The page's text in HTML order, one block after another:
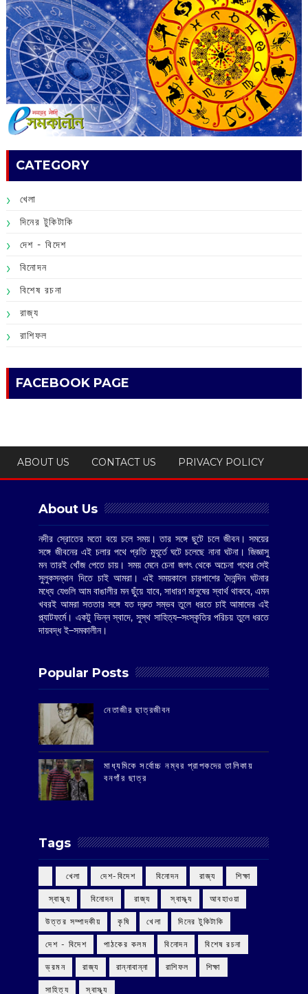
CATEGORY
খেলা
দিনের টুকিটাকি
দেশ - বিদেশ
বিনোদন
বিশেষ রচনা
রাজ্য
রাশিফল
FACEBOOK PAGE
ABOUT US CONTACT US PRIVACY POLICY
About Us
নদীর স্রোতের মতো বয়ে চলে সময়। তার সঙ্গে ছুটে চলে জীবন। সময়ের
সঙ্গে জীবনের এই চলার পথে প্রতি মুহূর্তে ঘটে চলেছে নানা ঘটনা। জিজ্ঞাসু
মন তারই খোঁজ পেতে চায়। সময় মেনে চেনা জগৎ থেকে অচেনা পথের সেই
সুলুকসন্ধান দিতে চাই আমরা। এই সময়কালে চারপাশের দৈনন্দিন ঘটনার
মধ্যে যেগুলি আম বাঙালীর মন ছুঁয়ে যাবে, সাধারণ মানুষের স্বার্থ থাকবে, এমন
খবরই আমরা সততার সঙ্গে যত দ্রুত সম্ভব তুলে ধরতে চাই আমাদের এই
প্ল্যাটফর্মে। একটু ভিন্ন স্বাদে, সুস্থ সাহিত্য–সংস্কৃতির পরিচয় তুলে ধরতে
দায়বদ্ধ ই–সমকালীন।
Popular Posts
‌নেতাজীর ছাত্রজীবন
মাধ্যমিকে সর্বোচ্চ নম্বর প্রাপকদের তালিকায়
বনগাঁর ছাত্র
Tags
‌ খেলা ‌ দেশ-বিদেশ ‌ বিনোদন ‌ রাজ্য ‌ শিক্ষা
‌ স্বাস্থ্য ‌ বিনোদন ‌ রাজ্য ‌ স্বাস্থ্য আবহাওয়া
উত্তর সম্পাদকীয় কৃষি খেলা দিনের টুকিটাকি
দেশ - বিদেশ পাঠকের কলম বিনোদন বিশেষ রচনা
ভ্রমন রাজ্য রান্নাবান্না রাশিফল শিক্ষা
সাহিত্য স্বাস্থ্য